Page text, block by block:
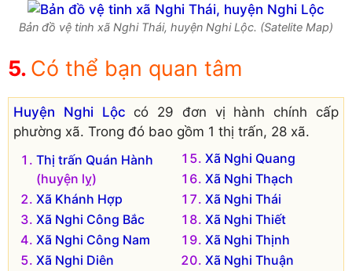
Bản đồ vệ tinh xã Nghi Thái, huyện Nghi Lộc. (Satelite Map)
Có thể bạn quan tâm
Huyện Nghi Lộc có 29 đơn vị hành chính cấp
phường xã. Trong đó bao gồm 1 thị trấn, 28 xã.
Thị trấn Quán Hành
(huyện lỵ)
Xã Khánh Hợp
Xã Nghi Công Bắc
Xã Nghi Công Nam
Xã Nghi Diên
Xã Nghi Quang
Xã Nghi Thạch
Xã Nghi Thái
Xã Nghi Thiết
Xã Nghi Thịnh
Xã Nghi Thuận